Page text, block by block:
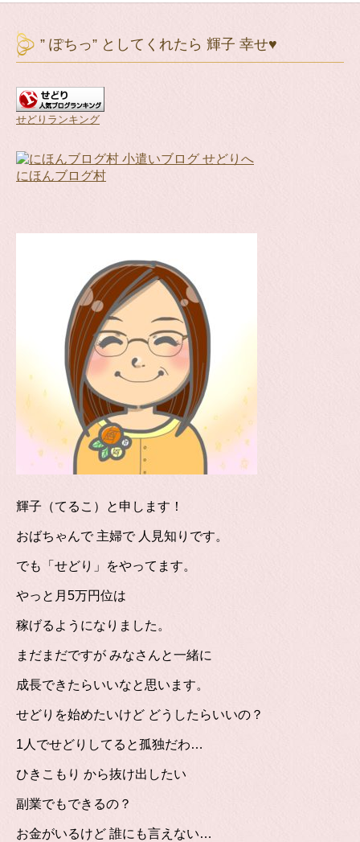
” ぽちっ” としてくれたら 輝子 幸せ♥
せどりランキング
にほんブログ村
輝子（てるこ）と申します！
おばちゃんで 主婦で 人見知りです。
でも「せどり」をやってます。
やっと月5万円位は
稼げるようになりました。
まだまだですが みなさんと一緒に
成長できたらいいなと思います。
せどりを始めたいけど どうしたらいいの？
1人でせどりしてると孤独だわ…
ひきこもり から抜け出したい
副業でもできるの？
お金がいるけど 誰にも言えない…